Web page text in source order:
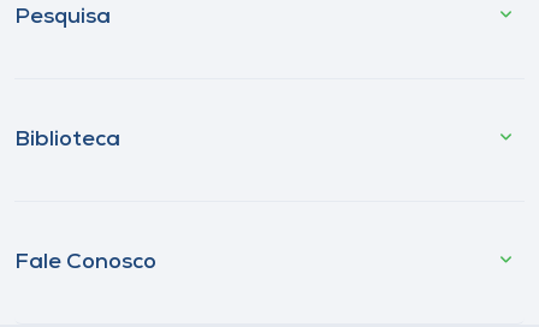
Pesquisa
Biblioteca
Fale Conosco